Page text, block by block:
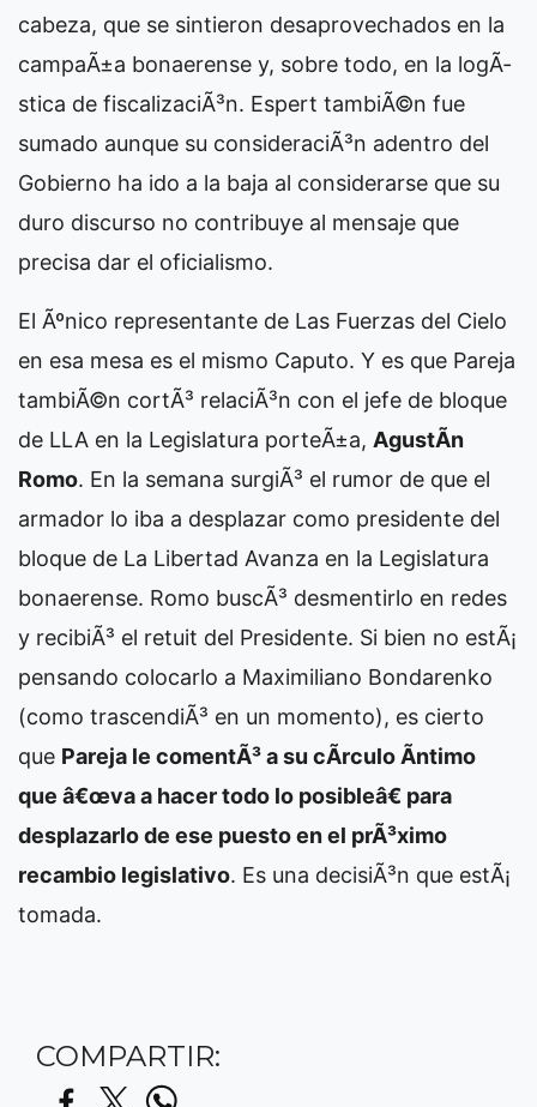
cabeza, que se sintieron desaprovechados en la
campaÃ±a bonaerense y, sobre todo, en la logÃ­
stica de fiscalizaciÃ³n. Espert tambiÃ©n fue
sumado aunque su consideraciÃ³n adentro del
Gobierno ha ido a la baja al considerarse que su
duro discurso no contribuye al mensaje que
precisa dar el oficialismo.
El Ãºnico representante de Las Fuerzas del Cielo
en esa mesa es el mismo Caputo. Y es que Pareja
tambiÃ©n cortÃ³ relaciÃ³n con el jefe de bloque
de LLA en la Legislatura porteÃ±a, AgustÃ­n
Romo. En la semana surgiÃ³ el rumor de que el
armador lo iba a desplazar como presidente del
bloque de La Libertad Avanza en la Legislatura
bonaerense. Romo buscÃ³ desmentirlo en redes
y recibiÃ³ el retuit del Presidente. Si bien no estÃ¡
pensando colocarlo a Maximiliano Bondarenko
(como trascendiÃ³ en un momento), es cierto
que Pareja le comentÃ³ a su cÃ­rculo Ã­ntimo
que â€œva a hacer todo lo posibleâ€ para
desplazarlo de ese puesto en el prÃ³ximo
recambio legislativo. Es una decisiÃ³n que estÃ¡
tomada.
COMPARTIR: